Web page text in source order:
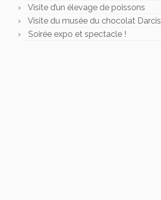
Visite d’un élevage de poissons
Visite du musée du chocolat Darcis
Soirée expo et spectacle !